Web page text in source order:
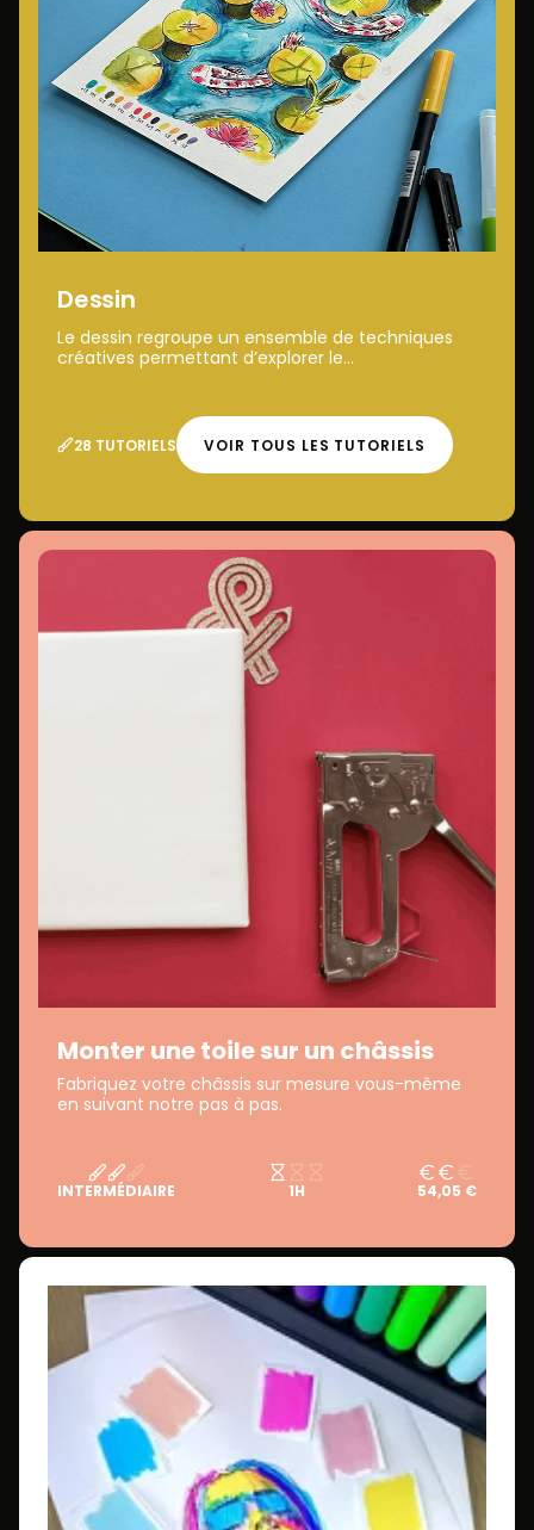
Dessin
Le dessin regroupe un ensemble de techniques
créatives permettant d’explorer le...
28 TUTORIELS VOIR TOUS LES TUTORIELS
Monter une toile sur un châssis
Fabriquez votre châssis sur mesure vous-même
en suivant notre pas à pas.
INTERMÉDIAIRE 1H 54,05 €